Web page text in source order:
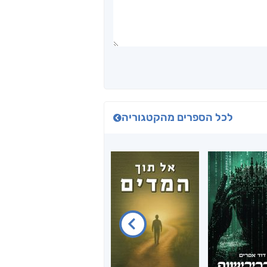
לכל הספרים מהקטגוריה